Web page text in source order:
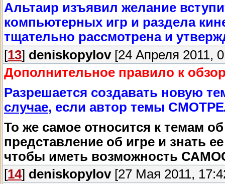
Альтаир изъявил желание
компьютерных игр и раздела
тщательно рассмотрена и
[13] deniskopylov[24 Апреля 2011,
Дополнительное правило к
Разрешается создавать новую
случае, если автор темы
То же самое относится к темам
представление об игре и знать
чтобы иметь возможность
[14] deniskopylov[27 Мая 2011,